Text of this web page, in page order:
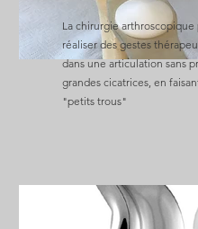
La chirurgie arthroscopique
réaliser des gestes
dans une articulation sans
grandes cicatrices, en
"petits trous"